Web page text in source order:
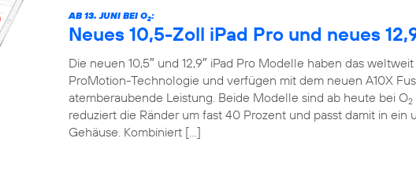
AB 13. JUNI BEI O2:
Neues 10,5-Zoll iPad Pro und neues
Die neuen 10,5″ und 12,9″ iPad Pro Modelle haben das
ProMotion-Technologie und verfügen mit dem neuen A10X
atemberaubende Leistung. Beide Modelle sind ab heute bei O2
reduziert die Ränder um fast 40 Prozent und passt damit in ein
Gehäuse. Kombiniert […]